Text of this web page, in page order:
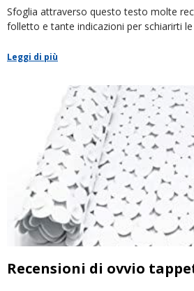
Sfoglia attraverso questo testo molte
folletto e tante indicazioni per schiarirti le
Leggi di più
Recensioni di ovvio